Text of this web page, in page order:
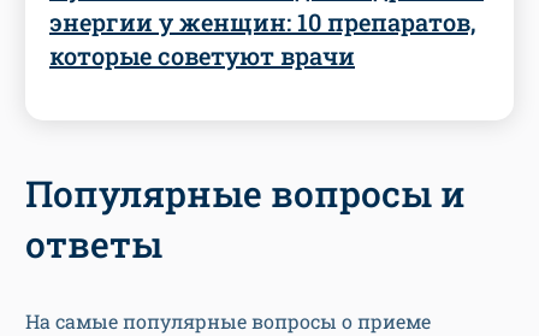
энергии у женщин: 10 препаратов,
которые советуют врачи
Популярные вопросы и
ответы
На самые популярные вопросы о приеме